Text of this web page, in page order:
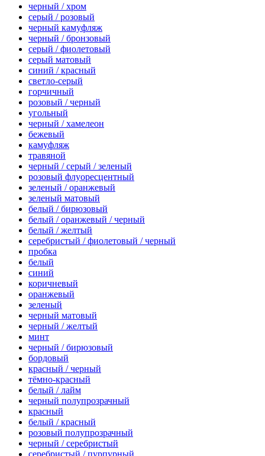
черный / хром
серый / розовый
черный камуфляж
черный / бронзовый
серый / фиолетовый
серый матовый
синий / красный
светло-серый
горчичный
розовый / черный
угольный
черный / хамелеон
бежевый
камуфляж
травяной
черный / серый / зеленый
розовый флуоресцентный
зеленый / оранжевый
зеленый матовый
белый / бирюзовый
белый / оранжевый / черный
белый / желтый
серебристый / фиолетовый / черный
пробка
белый
синий
коричневый
оранжевый
зеленый
черный матовый
черный / желтый
минт
черный / бирюзовый
бордовый
красный / черный
тёмно-красный
белый / лайм
черный полупрозрачный
красный
белый / красный
розовый полупрозрачный
черный / серебристый
серебристый / пурпурный